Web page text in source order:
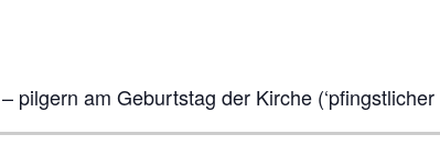
pilgern am Geburtstag der Kirche (‘pfingstlicher